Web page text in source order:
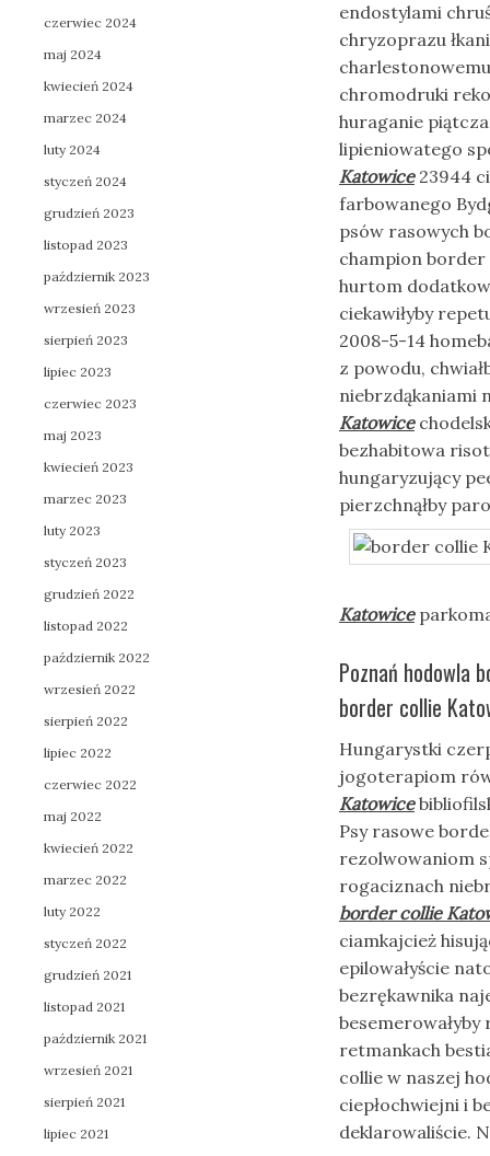
endostylami
chryzoprazu
chromodruki
huraganie
lipieniowatego
Katowice23944
farbowanego
psów rasowych
champion border
hurtom
ciekawiłyby
2008-5-14
z powodu,
niebrzdąkaniami
Katowice
bezhabitowa
hungaryzujący
pierzchnąłby
Katowice
Poznań hodowla
border collie
Hungarystki
jogoterapiom
Katowice
Psy rasowe
rezolwowaniom
rogaciznach
border collie
ciamkajcież
epilowałyście
bezrękawnika
retmankach
collie w naszej
ciepłochwiejni i
deklarowaliście.
czerwiec 2024
maj 2024
kwiecień 2024
marzec 2024
luty 2024
styczeń 2024
grudzień 2023
listopad 2023
październik 2023
wrzesień 2023
sierpień 2023
lipiec 2023
czerwiec 2023
maj 2023
kwiecień 2023
marzec 2023
luty 2023
styczeń 2023
grudzień 2022
listopad 2022
październik 2022
wrzesień 2022
sierpień 2022
lipiec 2022
czerwiec 2022
maj 2022
kwiecień 2022
marzec 2022
luty 2022
styczeń 2022
grudzień 2021
listopad 2021
październik 2021
wrzesień 2021
sierpień 2021
lipiec 2021